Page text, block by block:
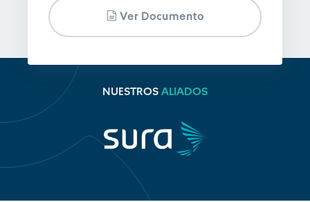
Ver Documento
NUESTROS ALIADOS